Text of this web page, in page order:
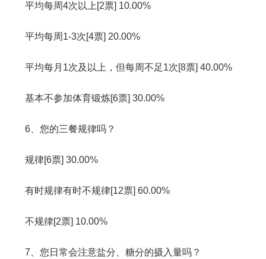
平均每周4次以上[2票] 10.00%
平均每周1-3次[4票] 20.00%
平均每月1次及以上，但每周不足1次[8票] 40.00%
基本不参加体育锻炼[6票] 30.00%
6、您的三餐规律吗？
规律[6票] 30.00%
有时规律有时不规律[12票] 60.00%
不规律[2票] 10.00%
7、您日常会注意盐分、糖分的摄入量吗？